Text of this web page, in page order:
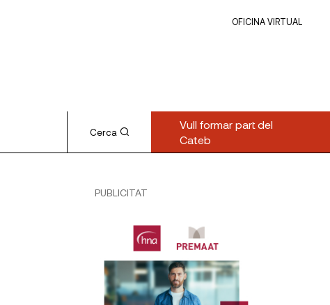
OFICINA VIRTUAL
Cerca
Vull formar part del
Cateb
PUBLICITAT